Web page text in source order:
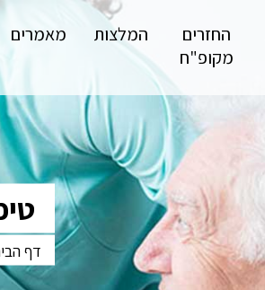
החזרים
מקופ"ח
המלצות מאמרים
דף